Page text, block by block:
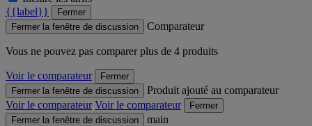
{{label}}
Fermer
Fermer la fenêtre de discussion
Comparateur
Vous ne pouvez pas comparer plus de 4 produits
Voir le comparateur
Fermer
Fermer la fenêtre de discussion
Produit ajouté au comparateur
Voir le comparateur Voir le comparateur
Fermer
Fermer la fenêtre de discussion
main